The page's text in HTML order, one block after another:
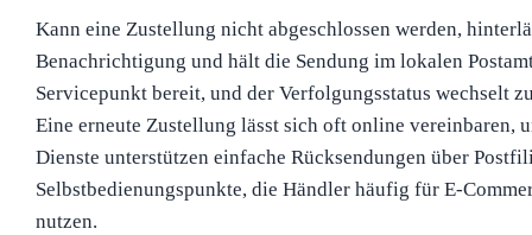
Kann eine Zustellung nicht abgeschlossen werden,
Benachrichtigung und hält die Sendung im lokalen
Servicepunkt bereit, und der Verfolgungsstatus wechselt
Eine erneute Zustellung lässt sich oft online vereinbaren,
Dienste unterstützen einfache Rücksendungen über
Selbstbedienungspunkte, die Händler häufig für E-
nutzen.